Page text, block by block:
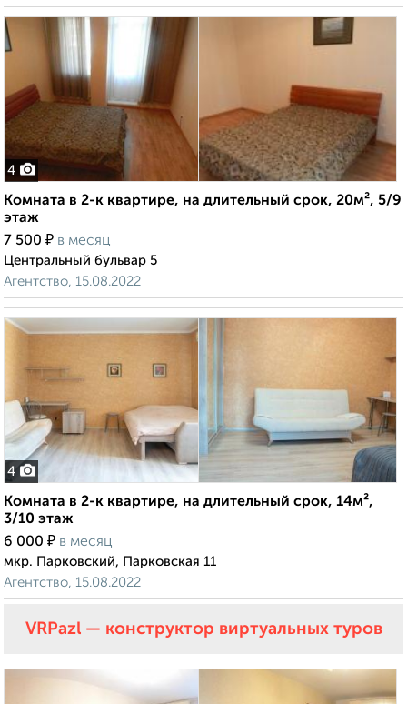
4
Комната в 2-к квартире, на длительный срок, 20м², 5/9
этаж
7 500 ₽ в месяц
Центральный бульвар 5
Агентство, 15.08.2022
4
Комната в 2-к квартире, на длительный срок, 14м²,
3/10 этаж
6 000 ₽ в месяц
мкр. Парковский, Парковская 11
Агентство, 15.08.2022
VRPazl — конструктор виртуальных туров